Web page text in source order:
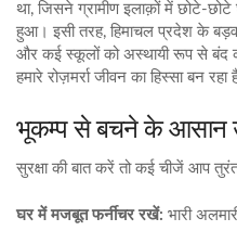
था, जिसने ग्रामीण इलाक़ों में
हुआ। इसी तरह, हिमाचल प्रदेश के
और कई स्कूलों को अस्थायी रूप से बंद
हमारे रोज़मर्रा जीवन का हिस्सा बन
भूकम्प से बचने के आसान
सुरक्षा की बात करें तो कई चीजें आप
घर में मजबूत फर्नीचर रखें: भारी